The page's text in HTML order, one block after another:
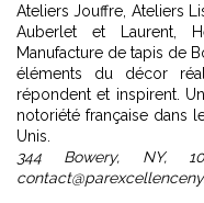
Ateliers Jouffre, Ateliers
Auberlet et Laurent,
Manufacture de tapis de
éléments du décor
répondent et inspirent.
notoriété française dans
Unis.
344 Bowery, NY,